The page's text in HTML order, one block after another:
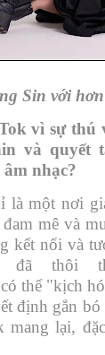
Sin với
vì sự thú
và
nhạc?
là một nơi
mê và
kết nối và
đã thôi
thể "kịch
định gắn
lại,